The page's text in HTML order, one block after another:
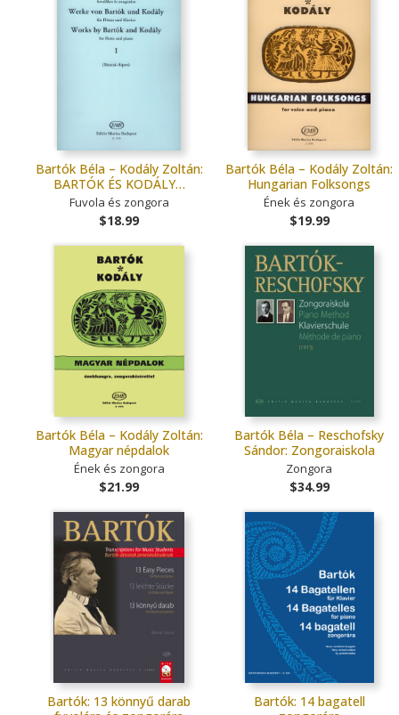
Bartók Béla – Kodály Zoltán:
BARTÓK ÉS KODÁLY…
Fuvola és zongora
$18.99
Bartók Béla – Kodály Zoltán:
Hungarian Folksongs
Ének és zongora
$19.99
Bartók Béla – Kodály Zoltán:
Magyar népdalok
Ének és zongora
$21.99
Bartók Béla – Reschofsky
Sándor: Zongoraiskola
Zongora
$34.99
Bartók: 13 könnyű darab
Bartók: 14 bagatell